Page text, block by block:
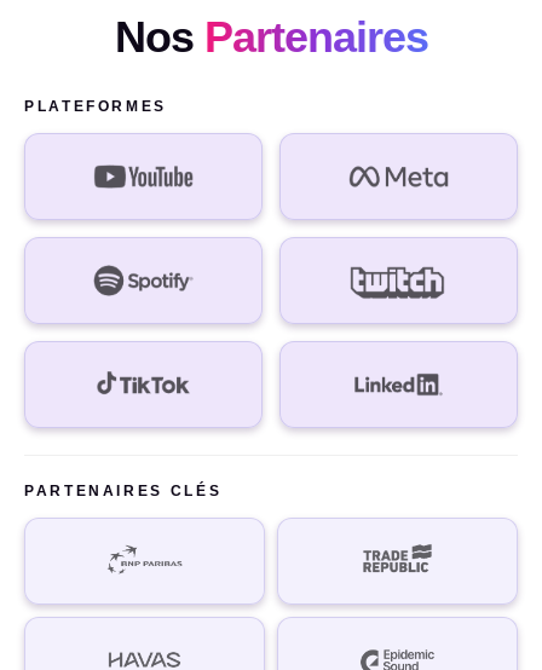
Nos Partenaires
PLATEFORMES
PARTENAIRES CLÉS